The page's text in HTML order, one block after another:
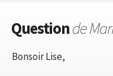
Questionde
Bonsoir Lise,